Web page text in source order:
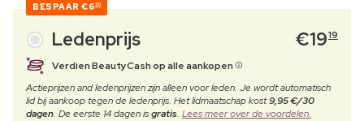
BESPAAR €630
Ledenprijs €1919
Verdien BeautyCash op alle aankopen
Actieprijzen and ledenprijzen zijn alleen voor leden. Je wordt automatisch
lid bij aankoop tegen de ledenprijs. Het lidmaatschap kost9,95 €/30
dagen. De eerste 14 dagen isgratis. Lees meer over de voordelen.